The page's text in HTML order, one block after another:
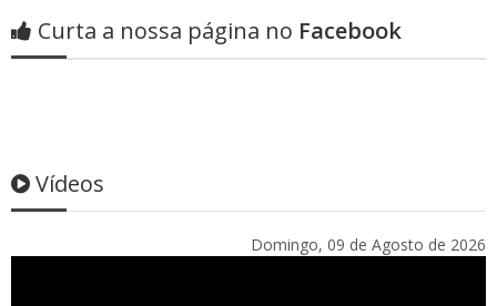
Curta a nossa página no Facebook
Vídeos
Domingo, 09 de Agosto de 2026